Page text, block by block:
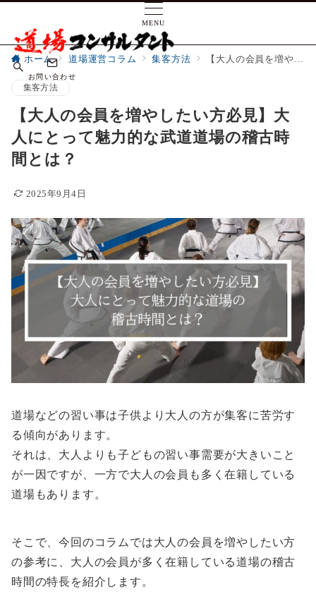
MENU
お問い合わせ
ホーム 道場運営コラム 集客方法 【大人の会員を増やしたい方必見】大人にとって魅力的な武道道場の稽古時間とは？
集客方法
【大人の会員を増やしたい方必見】大
人にとって魅力的な武道道場の稽古時
間とは？
2025年9月4日
道場などの習い事は子供より大人の方が集客に苦労す
る傾向があります。
それは、大人よりも子どもの習い事需要が大きいこと
が一因ですが、一方で大人の会員も多く在籍している
道場もあります。
そこで、今回のコラムでは大人の会員を増やしたい方
の参考に、大人の会員が多く在籍している道場の稽古
時間の特長を紹介します。